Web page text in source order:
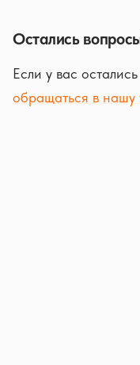
Остались
Если у вас
обращаться в нашу